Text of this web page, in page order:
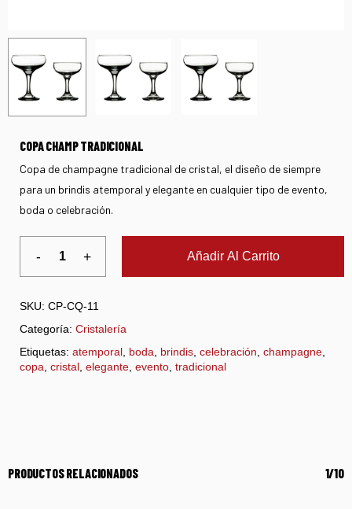
COPA CHAMP TRADICIONAL
Copa de champagne tradicional de cristal, el diseño de siempre
para un brindis atemporal y elegante en cualquier tipo de evento,
boda o celebración.
Añadir Al Carrito
SKU: CP-CQ-11
Categoría: Cristalería
Etiquetas: atemporal boda brindis celebración champagne
copa cristal elegante evento tradicional
PRODUCTOS RELACIONADOS 1/10